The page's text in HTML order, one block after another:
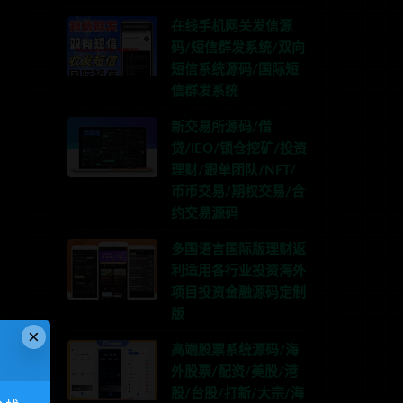
在线手机网关发信源
码/短信群发系统/双向
短信系统源码/国际短
信群发系统
新交易所源码/借
贷/IEO/锁仓挖矿/投资
理财/跟单团队/NFT/
币币交易/期权交易/合
约交易源码
多国语言国际版理财返
利适用各行业投资海外
项目投资金融源码定制
版
高端股票系统源码/海
外股票/配资/美股/港
股/台股/打新/大宗/海
×